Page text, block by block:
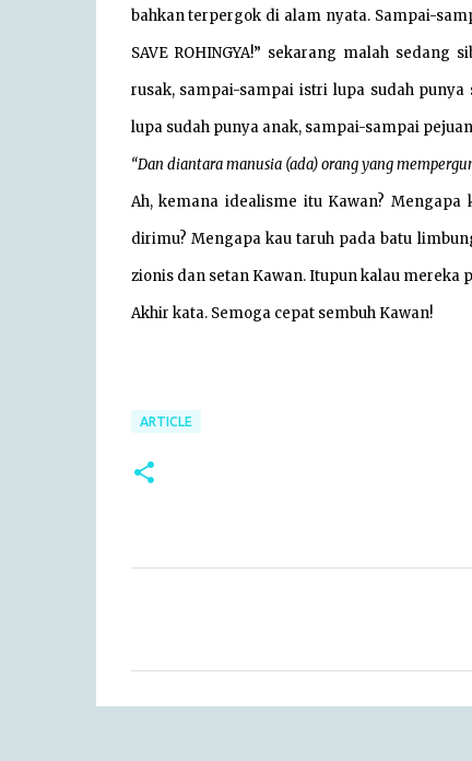
bahkan terpergok di alam nyata. Sampai-
SAVE ROHINGYA!” sekarang malah
rusak, sampai-sampai istri lupa sudah
lupa sudah punya anak, sampai-sampai
“Dan diantara manusia (ada) orang yang
Ah, kemana idealisme itu Kawan?
dirimu? Mengapa kau taruh pada batu
zionis dan setan Kawan. Itupun kalau mereka
Akhir kata. Semoga cepat sembuh Kawan!
ARTICLE